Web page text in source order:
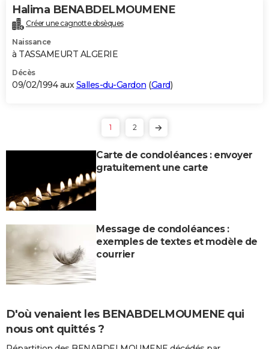
Halima BENABDELMOUMENE
Créer une cagnotte obsèques
Naissance
à TASSAMEURT ALGERIE
Décès
09/02/1994 aux Salles-du-Gardon (Gard)
1 2
Carte de condoléances : envoyer
gratuitement une carte
Message de condoléances :
exemples de textes et modèle de
courrier
D'où venaient les BENABDELMOUMENE qui
nous ont quittés ?